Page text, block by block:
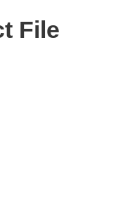
File